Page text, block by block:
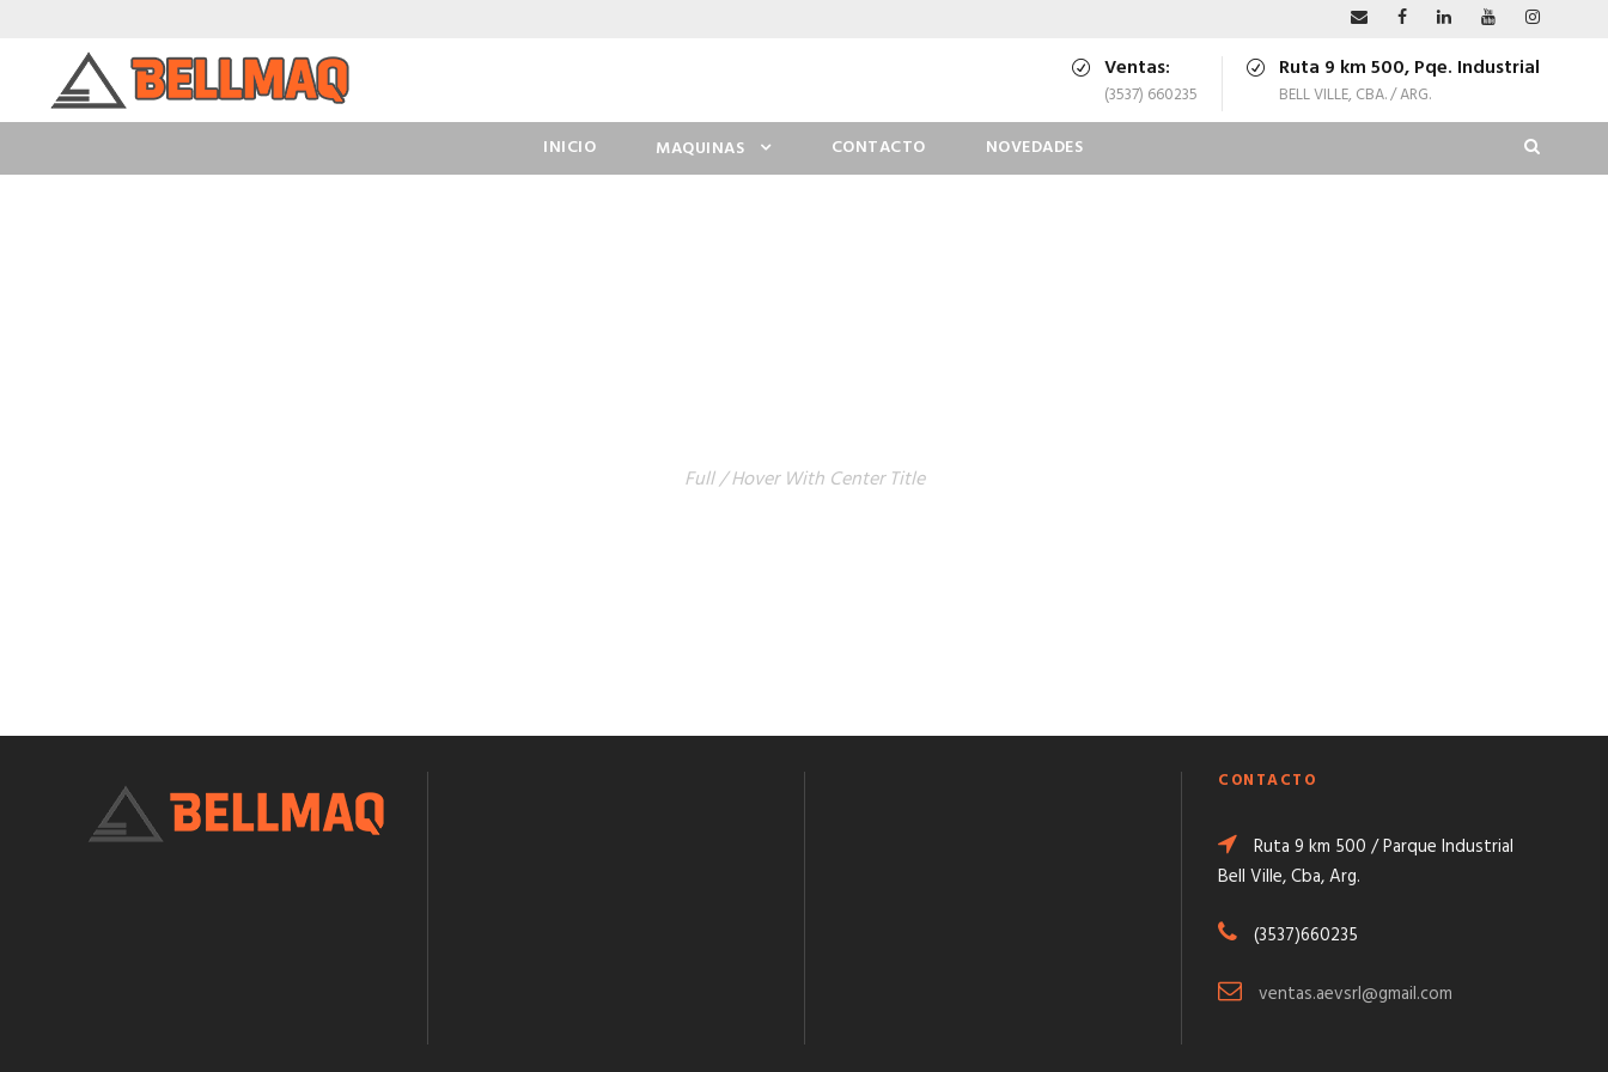
Ventas:
(3537) 660235
Ruta 9 km 500, Pqe. Industrial
BELL VILLE, CBA. / ARG.
INICIO MAQUINAS CONTACTO NOVEDADES
Full / Hover With Center Title
CONTACTO
Ruta 9 km 500 / Parque Industrial
Bell Ville, Cba, Arg.
(3537)660235
ventas.aevsrl@gmail.com